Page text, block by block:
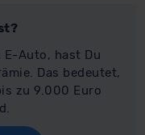
Auto, hast Du
Das bedeutet,
zu 9.000 Euro